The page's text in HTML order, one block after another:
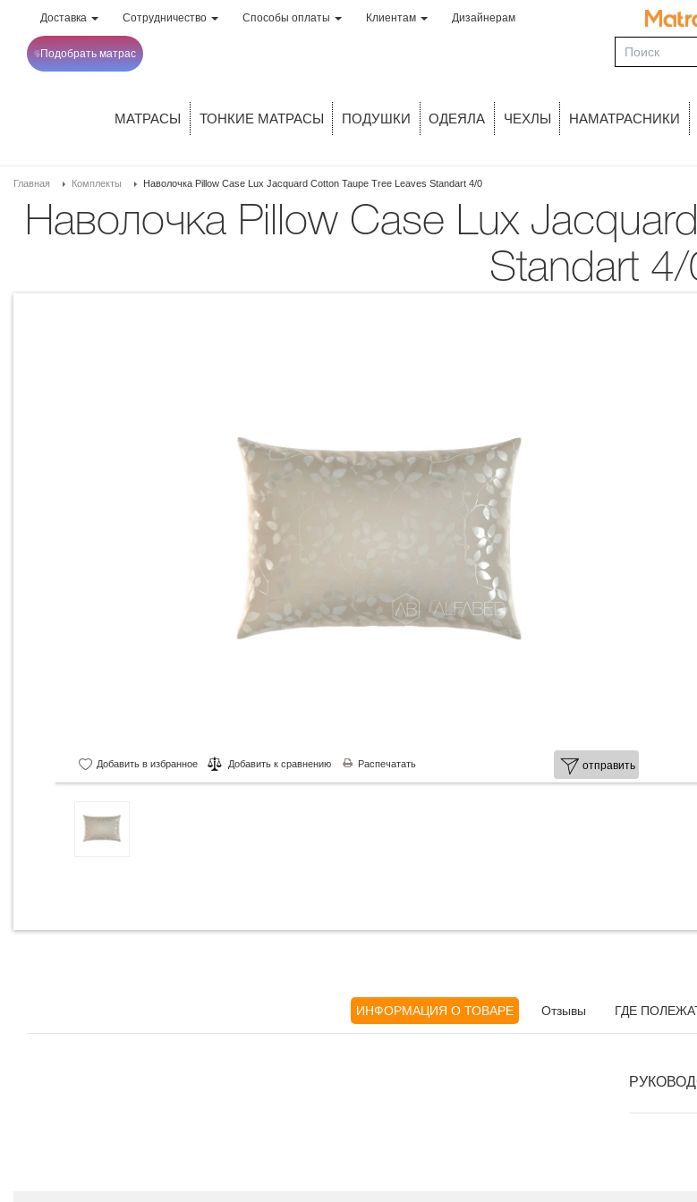
Доставка Сотрудничество Способы оплаты Клиентам Дизайнерам
Подобрать матрас
МАТРАСЫ ТОНКИЕ МАТРАСЫ ПОДУШКИ ОДЕЯЛА ЧЕХЛЫ НАМАТРАСНИКИ
Главная Комплекты Наволочка Pillow Case Lux Jacquard Cotton Taupe Tree Leaves Standart 4/0
Наволочка Pillow Case Lux Jacquard Cotton Taupe Tree Leaves
Standart
отправить
Добавить в избранное Добавить к сравнению Распечатать
ИНФОРМАЦИЯ О ТОВАРЕ Отзывы ГДЕ